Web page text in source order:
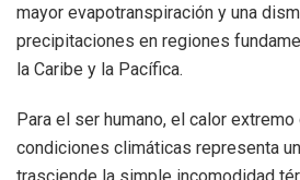
mayor evapotranspiración y una
precipitaciones en regiones
la Caribe y la Pacífica.
Para el ser humano, el calor
condiciones climáticas representa